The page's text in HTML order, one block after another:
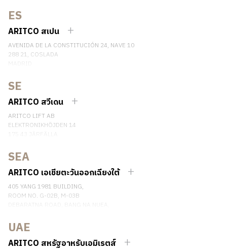
เบอร์โทรศัพท์: +49 7123 9597272
ติดต่อเรา
ES
ARITCO สเปน
AVENIDA DE LA CONSTITUCIÓN 24, NAVE 10
288 21, COSLADA
เบอร์โทรศัพท์: (+34) 918 622 552
ติดต่อเรา
SE
ARITCO สวีเดน
ARITCO LIFT AB
ELEKTRONIKHÖJDEN 14
เบอร์โทรศัพท์: +46 8 120 401 00
ติดต่อเรา
SEA
ARITCO เอเชียตะวันออกเฉียงใต้
405 YANG 1981 BUILDING,
ROOM NO. G-02B, M-03B
เบอร์โทรศัพท์: +66 863174017
ติดต่อเรา
UAE
ARITCO สหรัฐอาหรับเอมิเรตส์